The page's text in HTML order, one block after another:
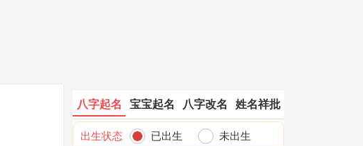
八字起名 宝宝起名 八字改名 姓名祥批
出生状态 已出生 未出生